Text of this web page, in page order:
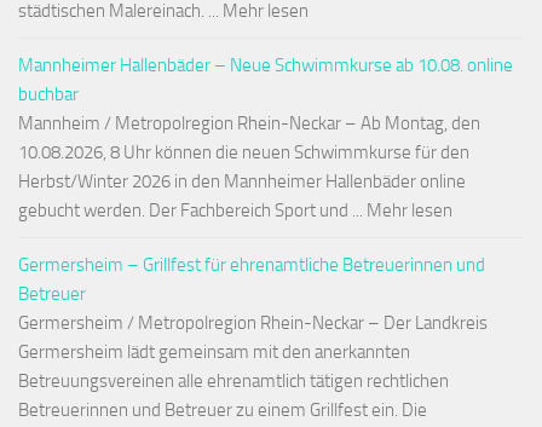
städtischen Malereinach. ... Mehr lesen
Mannheimer Hallenbäder – Neue Schwimmkurse ab 10.08. online
buchbar
Mannheim / Metropolregion Rhein-Neckar – Ab Montag, den
10.08.2026, 8 Uhr können die neuen Schwimmkurse für den
Herbst/Winter 2026 in den Mannheimer Hallenbäder online
gebucht werden. Der Fachbereich Sport und ... Mehr lesen
Germersheim – Grillfest für ehrenamtliche Betreuerinnen und
Betreuer
Germersheim / Metropolregion Rhein-Neckar – Der Landkreis
Germersheim lädt gemeinsam mit den anerkannten
Betreuungsvereinen alle ehrenamtlich tätigen rechtlichen
Betreuerinnen und Betreuer zu einem Grillfest ein. Die